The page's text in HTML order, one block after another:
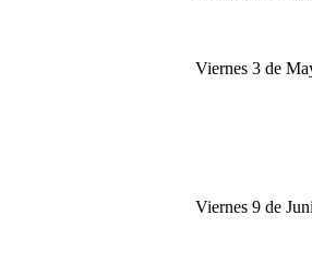
Viernes 3 de
Viernes 9 de